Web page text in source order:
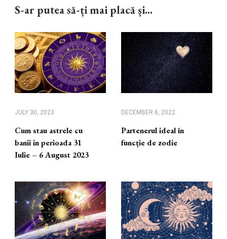
S-ar putea să-ți mai placă și...
JULY 30, 2023
Cum stau astrele cu
banii in perioada 31
Iulie – 6 August 2023
DECEMBER 6, 2022
Partenerul ideal în
funcție de zodie